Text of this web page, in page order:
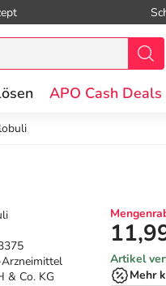
APO Cash Deals
& Co. KG
Artikel
Mehr